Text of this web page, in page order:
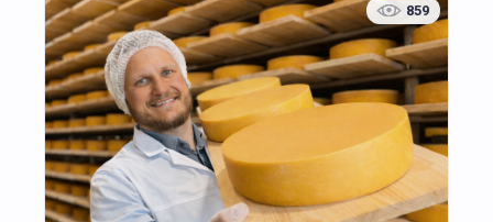
859